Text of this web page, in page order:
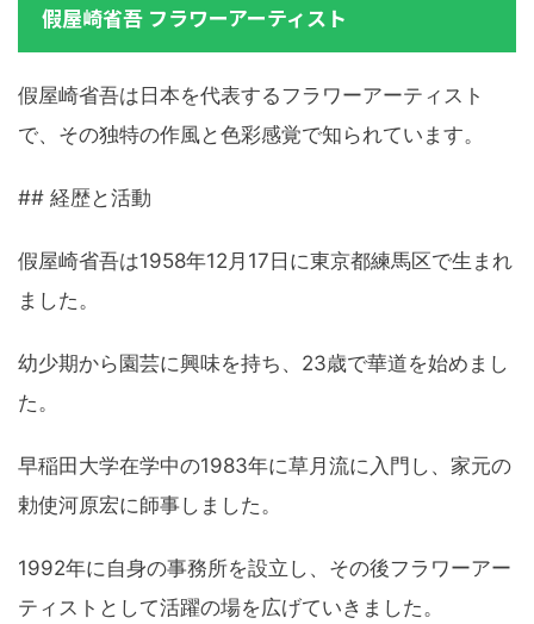
假屋崎省吾 フラワーアーティスト
假屋崎省吾は日本を代表するフラワーアーティスト
で、その独特の作風と色彩感覚で知られています。
## 経歴と活動
假屋崎省吾は1958年12月17日に東京都練馬区で生まれ
ました。
幼少期から園芸に興味を持ち、23歳で華道を始めまし
た。
早稲田大学在学中の1983年に草月流に入門し、家元の
勅使河原宏に師事しました。
1992年に自身の事務所を設立し、その後フラワーアー
ティストとして活躍の場を広げていきました。